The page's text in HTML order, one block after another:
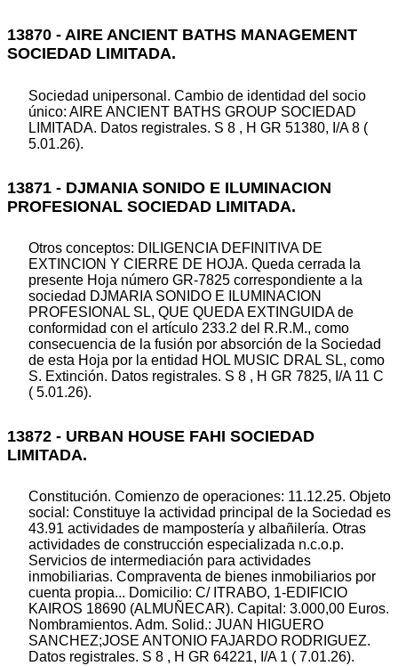
13870 - AIRE ANCIENT BATHS MANAGEMENT
SOCIEDAD LIMITADA.
Sociedad unipersonal. Cambio de identidad del socio
único: AIRE ANCIENT BATHS GROUP SOCIEDAD
LIMITADA. Datos registrales. S 8 , H GR 51380, I/A 8 (
5.01.26).
13871 - DJMANIA SONIDO E ILUMINACION
PROFESIONAL SOCIEDAD LIMITADA.
Otros conceptos: DILIGENCIA DEFINITIVA DE
EXTINCION Y CIERRE DE HOJA. Queda cerrada la
presente Hoja número GR-7825 correspondiente a la
sociedad DJMARIA SONIDO E ILUMINACION
PROFESIONAL SL, QUE QUEDA EXTINGUIDA de
conformidad con el artículo 233.2 del R.R.M., como
consecuencia de la fusión por absorción de la Sociedad
de esta Hoja por la entidad HOL MUSIC DRAL SL, como
S. Extinción. Datos registrales. S 8 , H GR 7825, I/A 11 C
( 5.01.26).
13872 - URBAN HOUSE FAHI SOCIEDAD
LIMITADA.
Constitución. Comienzo de operaciones: 11.12.25. Objeto
social: Constituye la actividad principal de la Sociedad es
43.91 actividades de mampostería y albañilería. Otras
actividades de construcción especializada n.c.o.p.
Servicios de intermediación para actividades
inmobiliarias. Compraventa de bienes inmobiliarios por
cuenta propia... Domicilio: C/ ITRABO, 1-EDIFICIO
KAIROS 18690 (ALMUÑECAR). Capital: 3.000,00 Euros.
Nombramientos. Adm. Solid.: JUAN HIGUERO
SANCHEZ;JOSE ANTONIO FAJARDO RODRIGUEZ.
Datos registrales. S 8 , H GR 64221, I/A 1 ( 7.01.26).